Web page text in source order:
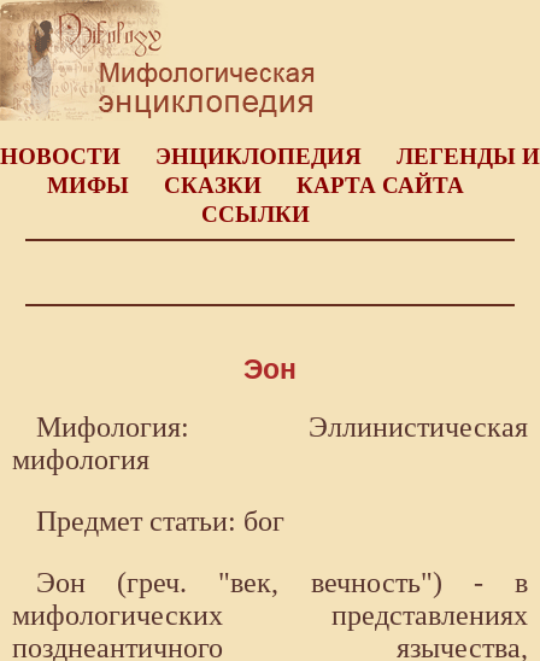
НОВОСТИ ЭНЦИКЛОПЕДИЯ
ЛЕГЕНДЫ И
МИФЫ
СКАЗКИ
КАРТА САЙТА
ССЫЛКИ
Эон
Мифология: Эллинистическая
мифология
Предмет статьи: бог
Эон (греч. "век, вечность") - в
мифологических представлениях
позднеантичного язычества,